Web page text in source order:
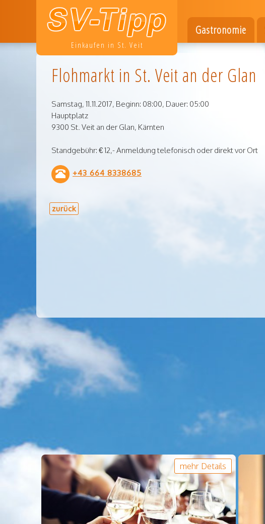
Einkaufen in St. Veit
Gastronomie
Flohmarkt in St. Veit an der Glan
Samstag, 11.11.2017, Beginn: 08:00, Dauer: 05:00
Hauptplatz
9300 St. Veit an der Glan, Kärnten
Standgebühr: € 12,- Anmeldung telefonisch oder direkt vor Ort
+43 664 8338685
zurück
mehr Details